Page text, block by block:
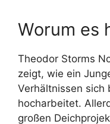
Worum es
Theodor Storms
zeigt, wie ein
Verhältnissen sich
hocharbeitet.
großen